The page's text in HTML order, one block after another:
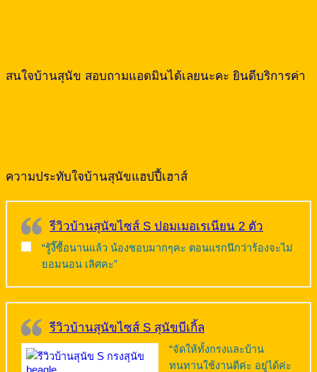
สนใจบ้านสุนัข สอบถามแอดมินได้เลยนะคะ ยินดีบริการค่า
ความประทับใจบ้านสุนัขแฮปปี้เฮาส์
รีวิวบ้านสุนัขไซส์ S ปอมเมอเรเนียน 2 ตัว
“รู้งี๊ซื้อนานแล้ว น้องชอบมากๆคะ ตอนแรกนึกว่าร้องจะไม่
ยอมนอน เลิศคะ”
รีวิวบ้านสุนัขไซส์ S สุนัขบีเกิ้ล
“จัดให้ทั้งกรงและบ้าน
ทนทานใช้งานดีค่ะ อยู่ได้ค่ะ